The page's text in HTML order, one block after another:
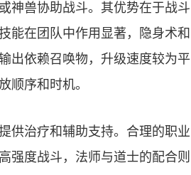
神兽协助战斗。其优势在于战斗
能在团队中作用显著，隐身术和
出依赖召唤物，升级速度较为平
顺序和时机。
供治疗和辅助支持。合理的职业
强度战斗，法师与道士的配合则